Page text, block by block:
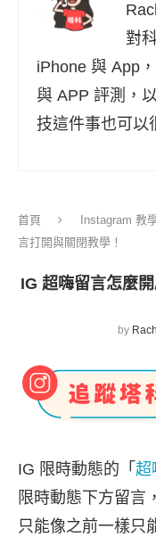
對
iPhone 與 App
與 APP 評測，
技這件事也可以
首頁 Instagram 教
言打開與關閉教學！
IG 超嗨留言怎麼
by
IG 限時動態的「 超
限時動態下方留言
只能像之前一樣只